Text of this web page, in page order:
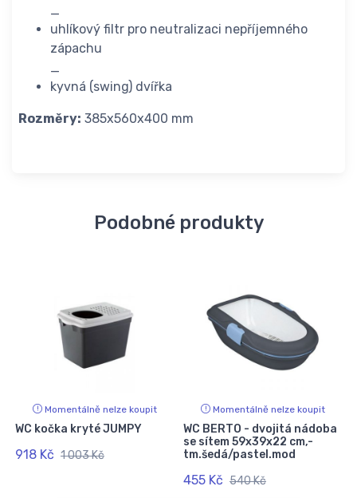
_
uhlíkový filtr pro neutralizaci nepříjemného
zápachu
_
kyvná (swing) dvířka
Rozměry: 385x560x400 mm
Podobné produkty
Momentálně nelze koupit
WC kočka kryté JUMPY
918 Kč 1 003 Kč
Momentálně nelze koupit
WC BERTO - dvojitá nádoba
se sítem 59x39x22 cm,-
tm.šedá/pastel.mod
455 Kč 540 Kč